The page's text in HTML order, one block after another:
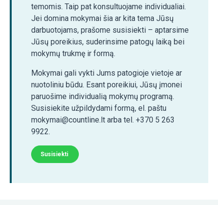
temomis. Taip pat konsultuojame individualiai.
Jei domina mokymai šia ar kita tema Jūsų
darbuotojams, prašome susisiekti – aptarsime
Jūsų poreikius, suderinsime patogų laiką bei
mokymų trukmę ir formą.
Mokymai gali vykti Jums patogioje vietoje ar
nuotoliniu būdu. Esant poreikiui, Jūsų įmonei
paruošime individualią mokymų programą.
Susisiekite užpildydami formą, el. paštu
mokymai@countline.lt arba tel. +370 5 263
9922.
Susisiekti